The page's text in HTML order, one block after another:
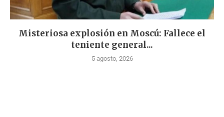
Misteriosa explosión en Moscú: Fallece el
teniente general...
5 agosto, 2026